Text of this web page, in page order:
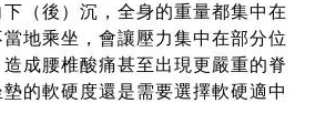
（後）沉，全身的重量都集中在
地乘坐，會讓壓力集中在部分位
成腰椎酸痛甚至出現更嚴重的脊
的軟硬度還是需要選擇軟硬適中